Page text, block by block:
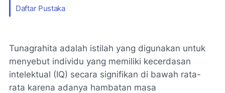
Daftar Pustaka
Tunagrahita adalah istilah yang digunakan untuk
menyebut individu yang memiliki kecerdasan
intelektual (IQ) secara signifikan di bawah rata-
rata karena adanya hambatan masa